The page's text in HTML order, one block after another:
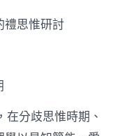
泰
找
空
間】
禮思惟研討
分歧思惟時期、